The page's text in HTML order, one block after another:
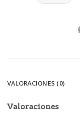
VALORACIONES (0)
Valoraciones